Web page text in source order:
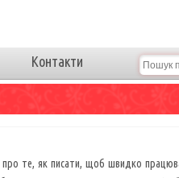
Контакти
те, як писати, щоб швидко